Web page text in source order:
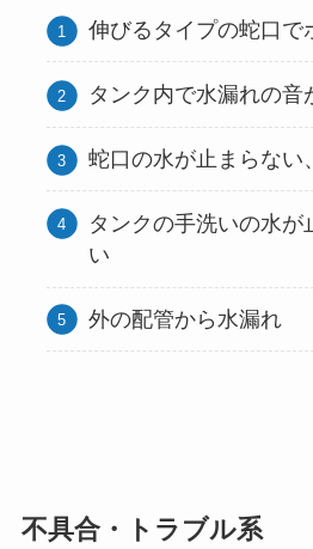
伸びるタイプの蛇口で
タンク内で水漏れの音
蛇口の水が止まらない
タンクの手洗いの水が
い
外の配管から水漏れ
不具合・トラブル系